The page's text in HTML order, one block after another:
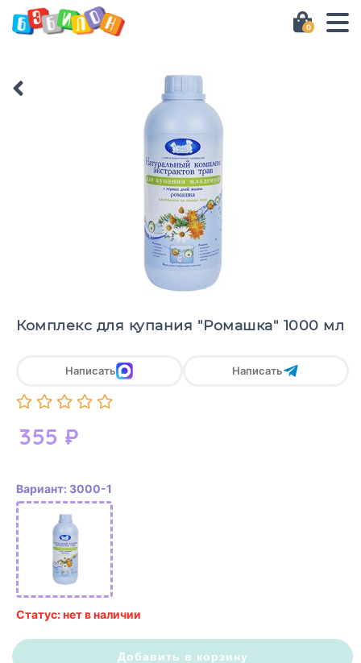
0
Комплекс для купания "Ромашка" 1000 мл
355 ₽
Написать Написать
Вариант: 3000-1
Статус: нет в наличии
Добавить в корзину